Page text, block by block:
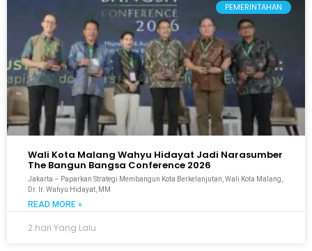
PEMERINTAHAN
Wali Kota Malang Wahyu Hidayat Jadi Narasumber
The Bangun Bangsa Conference 2026
Jakarta – Paparkan Strategi Membangun Kota Berkelanjutan, Wali Kota Malang,
Dr. Ir. Wahyu Hidayat, MM
READ MORE »
2 hari Yang Lalu